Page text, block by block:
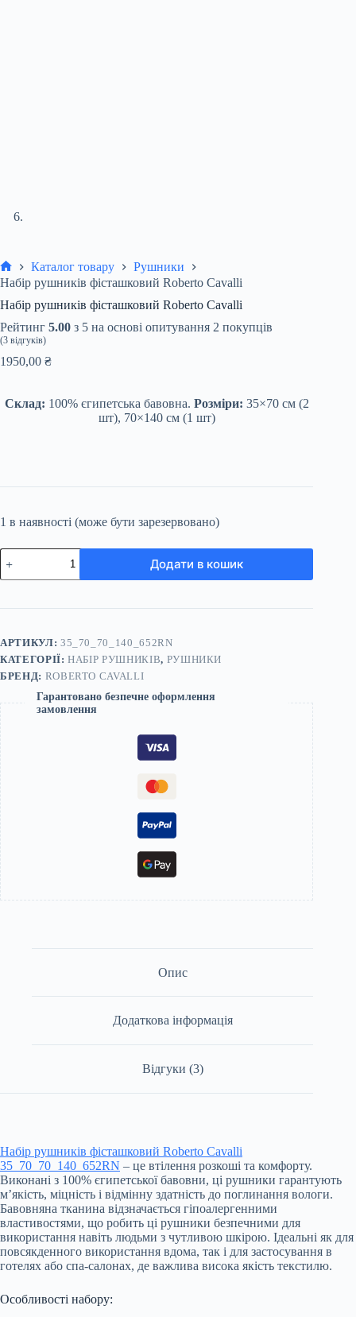
Головна
Каталог товару
Рушники
Набір рушників фісташковий Roberto Cavalli
Набір рушників фісташковий Roberto Cavalli
Рейтинг 5.00 з 5 на основі опитування 2 покупців
(3 відгуків)
1950,00 ₴
Склад: 100% єгипетська бавовна. Розміри: 35×70 см (2
шт), 70×140 см (1 шт)
1 в наявності (може бути зарезервовано)
Набір
рушників
фісташковий
Cavalli
Додати в кошик
АРТИКУЛ: 35_70_70_140_652RN
КАТЕГОРІЇ:НАБІР РУШНИКІВ, РУШНИКИ
БРЕНД: ROBERTO CAVALLI
Гарантовано безпечне оформлення
замовлення
Опис
Додаткова інформація
Відгуки (3)
Набір рушників фісташковий Roberto Cavalli
35_70_70_140_652RN – це втілення розкоші та комфорту.
Виконані з 100% єгипетської бавовни, ці рушники гарантують
м’якість, міцність і відмінну здатність до поглинання вологи.
Бавовняна тканина відзначається гіпоалергенними
властивостями, що робить ці рушники безпечними для
використання навіть людьми з чутливою шкірою. Ідеальні як для
повсякденного використання вдома, так і для застосування в
готелях або спа-салонах, де важлива висока якість текстилю.
Особливості набору: